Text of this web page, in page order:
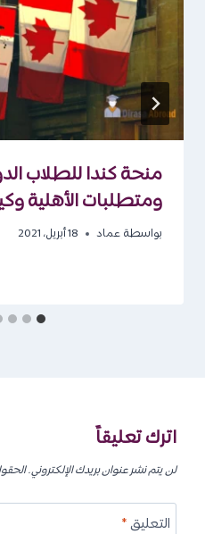
منحة كندا للطلاب
ومتطلبات الأهلية
بواسطة عماد 18 أبريل، 2021
اترك تعليقاً
لن يتم نشر عنوان بريدك الإلكتروني.
التعليق*